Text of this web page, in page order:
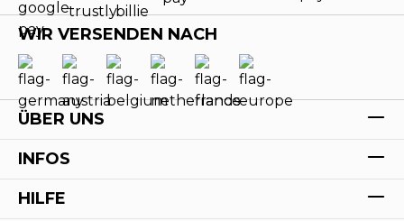
WIR VERSENDEN NACH
ÜBER UNS
INFOS
HILFE